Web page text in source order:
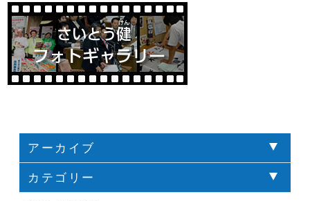
アーカイブ
カテゴリー